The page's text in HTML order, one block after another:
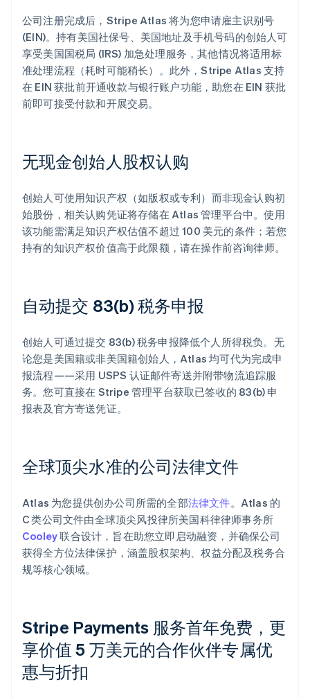
公司注册完成后，Stripe Atlas 将为您申请雇主识别号
(EIN)。持有美国社保号、美国地址及手机号码的创始人可
享受美国国税局 (IRS) 加急处理服务，其他情况将适用标
准处理流程（耗时可能稍长）。此外，Stripe Atlas 支持
在 EIN 获批前开通收款与银行账户功能，助您在 EIN 获批
前即可接受付款和开展交易。
无现金创始人股权认购
创始人可使用知识产权（如版权或专利）而非现金认购初
始股份，相关认购凭证将存储在 Atlas 管理平台中。使用
该功能需满足知识产权估值不超过 100 美元的条件；若您
持有的知识产权价值高于此限额，请在操作前咨询律师。
自动提交 83(b) 税务申报
创始人可通过提交 83(b) 税务申报降低个人所得税负。无
论您是美国籍或非美国籍创始人，Atlas 均可代为完成申
报流程——采用 USPS 认证邮件寄送并附带物流追踪服
务。您可直接在 Stripe 管理平台获取已签收的 83(b) 申
报表及官方寄送凭证。
全球顶尖水准的公司法律文件
Atlas 为您提供创办公司所需的全部法律文件。Atlas 的
C 类公司文件由全球顶尖风投律所美国科律律师事务所
Cooley联合设计，旨在助您立即启动融资，并确保公司
获得全方位法律保护，涵盖股权架构、权益分配及税务合
规等核心领域。
Stripe Payments 服务首年免费，更
享价值 5 万美元的合作伙伴专属优
惠与折扣
阿联酋
English